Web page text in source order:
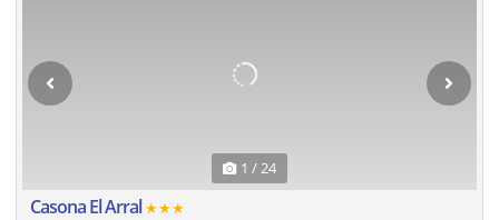
1 / 24
Casona El Arral★★★